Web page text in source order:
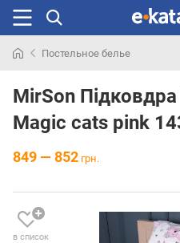
раньше
Постельное белье
MirSon
Magic cats pink
849 — 852 грн.
в список